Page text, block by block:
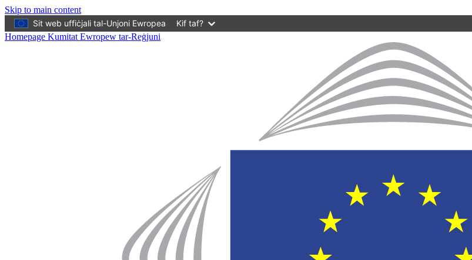
Skip to main content
Sit web uffiċjali tal-Unjoni Ewropea
Kif taf?
Homepage Kumitat Ewropew tar-Reġjuni